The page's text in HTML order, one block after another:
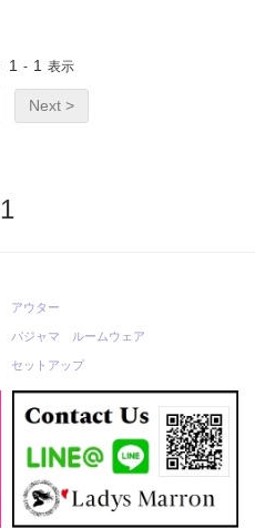
1 - 1 表示
Next >
1
アウター
パジャマ ルームウェア
セットアップ